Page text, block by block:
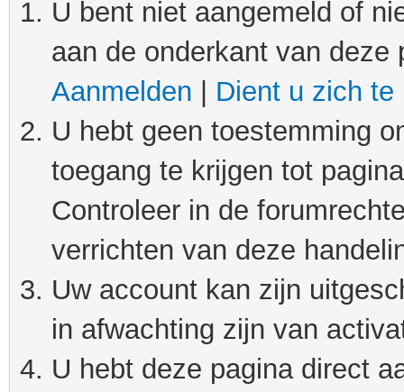
U bent niet aangemeld of
aan de onderkant van
Aanmelden
Dient u zich te
U hebt geen toestemming
toegang te krijgen tot
Controleer in de
verrichten van deze
Uw account kan zijn
in afwachting zijn van
U hebt deze pagina direct